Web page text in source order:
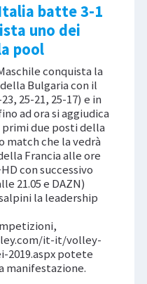
batte 3-1
uno dei
pool
conquista la
Bulgaria con il
25-21, 25-17) e in
ad ora si aggiudica
due posti della
match che la vedrà
Francia alle ore
con successivo
21.05 e DAZN)
la leadership
it-it/volley-
2019.aspx potete